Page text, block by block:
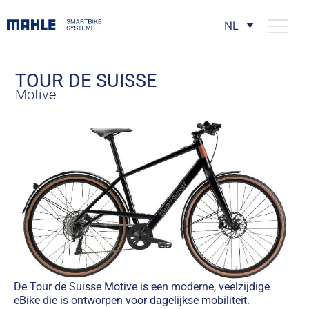
NL
TOUR DE SUISSE
Motive
De Tour de Suisse Motive is een moderne, veelzijdige
eBike die is ontworpen voor dagelijkse mobiliteit.